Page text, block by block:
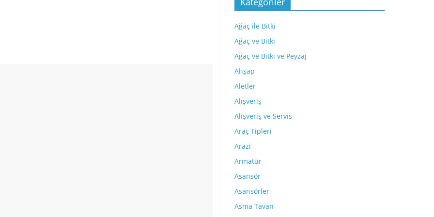
Ağaç ile Bitki
Ağaç ve Bitki
Ağaç ve Bitki ve Peyzaj
Ahşap
Aletler
Alışveriş
Alışveriş ve Servis
Araç Tipleri
Arazi
Armatür
Asansör
Asansörler
Asma Tavan